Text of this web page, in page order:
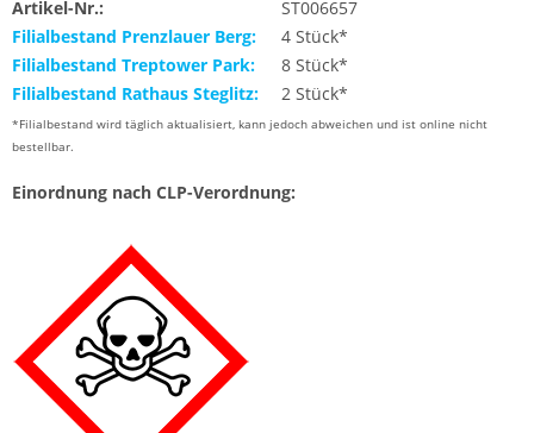
Artikel-Nr.:
ST006657
Filialbestand Prenzlauer Berg:
4 Stück*
Filialbestand Treptower Park:
8 Stück*
Filialbestand Rathaus Steglitz:
2 Stück*
*Filialbestand wird täglich aktualisiert, kann jedoch abweichen und ist online nicht
bestellbar.
Einordnung nach CLP-Verordnung: